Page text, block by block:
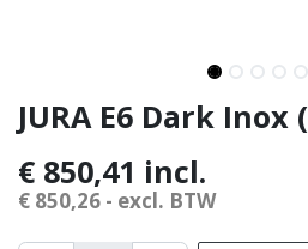
JURA E6 Dark Inox
€ 850,41 incl.
€ 850,26 - excl. BTW